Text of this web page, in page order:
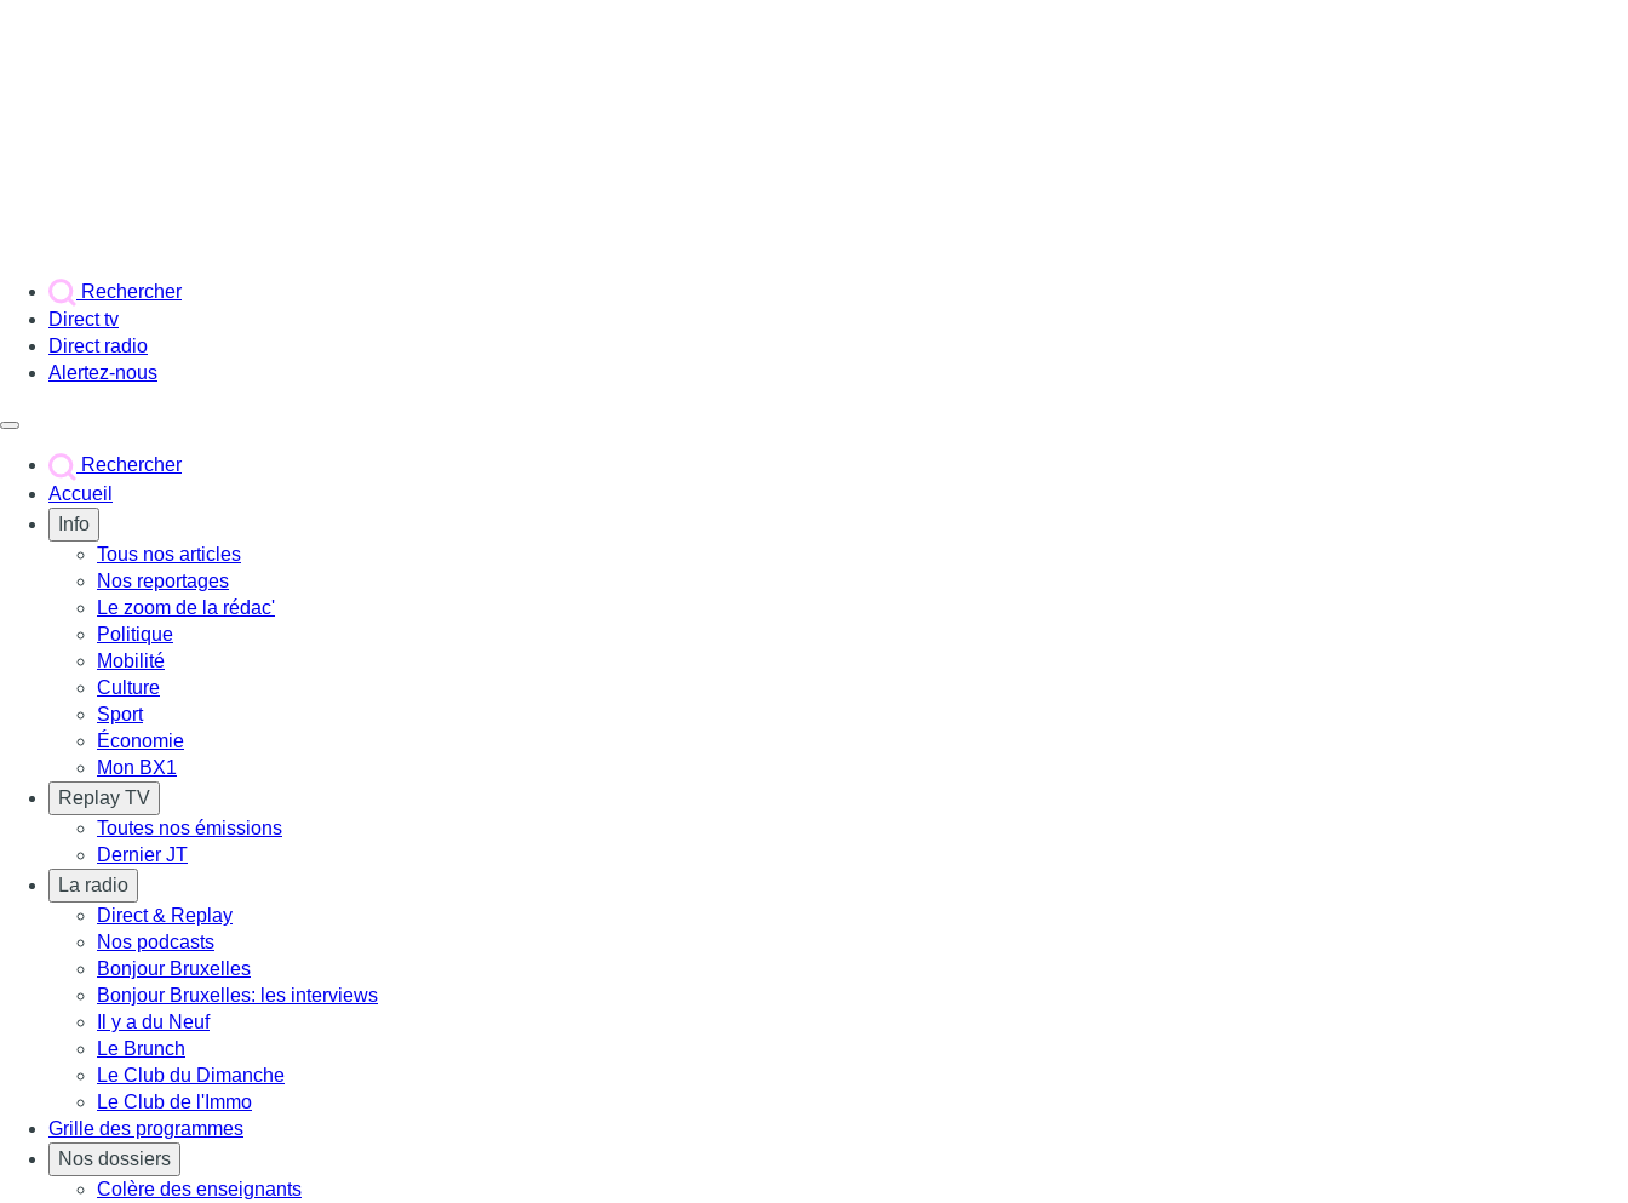
Rechercher
Direct tv
Direct radio
Alertez-nous
Rechercher
Accueil
Info
Tous nos articles
Nos reportages
Le zoom de la rédac'
Politique
Mobilité
Culture
Sport
Économie
Mon BX1
Replay TV
Toutes nos émissions
Dernier JT
La radio
Direct & Replay
Nos podcasts
Bonjour Bruxelles
Bonjour Bruxelles: les interviews
Il y a du Neuf
Le Brunch
Le Club du Dimanche
Le Club de l'Immo
Grille des programmes
Nos dossiers
Colère des enseignants